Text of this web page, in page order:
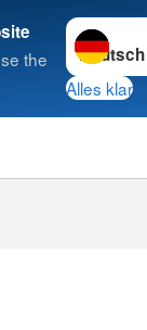
the
Sprache
Alles klar